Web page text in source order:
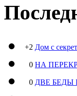
+2 Дом с
0 НА
0 ДВЕ БЕДЫ